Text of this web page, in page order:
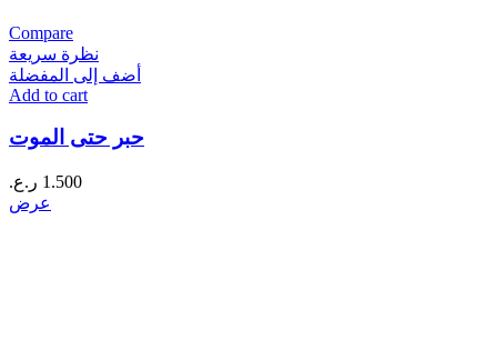
Compare
نظرة سريعة
أضف إلى المفضلة
Add to cart
حبر حتى الموت
1.500 ر.ع.
عرض